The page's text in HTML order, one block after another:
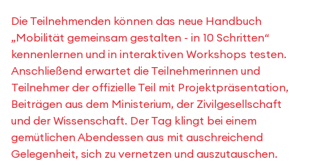
Die Teilnehmenden können das neue Handbuch
„Mobilität gemeinsam gestalten - in 10 Schritten“
kennenlernen und in interaktiven Workshops testen.
Anschließend erwartet die Teilnehmerinnen und
Teilnehmer der offizielle Teil mit Projektpräsentation,
Beiträgen aus dem Ministerium, der Zivilgesellschaft
und der Wissenschaft. Der Tag klingt bei einem
gemütlichen Abendessen aus mit auschreichend
Gelegenheit, sich zu vernetzen und auszutauschen.